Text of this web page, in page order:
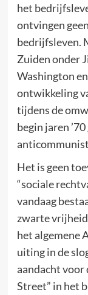
het
ontvingen
bedrijfsleven.
Zuiden onder
Washington
ontwikkeling
tijdens de
begin jaren
Het is geen
“sociale
vandaag
zwarte
het algemene
uiting in de
aandacht voor
Street” in het